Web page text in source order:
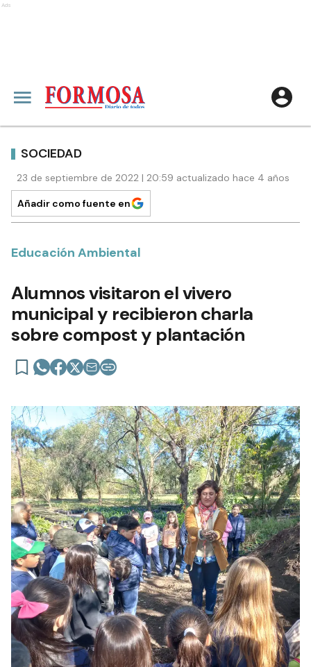
Ads
SOCIEDAD
23 de septiembre de 2022 | 20:59 actualizado hace 4 años
Añadir como fuente en
Educación Ambiental
Alumnos visitaron el vivero
municipal y recibieron charla
sobre compost y plantación